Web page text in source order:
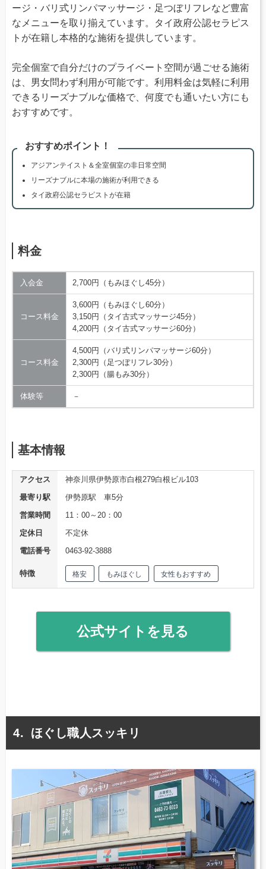
ージ・バリ式リンパマッサージ・足つぼリフレなど豊富
なメニューを取り揃えています。タイ政府公認セラピス
トが在籍し本格的な施術を提供しています。
完全個室で自分だけのプライベート空間が過ごせる施術
は、男女問わず利用が可能です。利用料金は気軽に利用
できるリーズナブルな価格で、何度でも通いたい方にも
おすすめです。
おすすめポイント！
アジアンテイスト＆全室個室の非日常空間
リーズナブルに本場の施術が利用できる
タイ政府公認セラピストが在籍
料金
入会金 2,700円（もみほぐし45分）
コース料金
3,600円（もみほぐし60分）
3,150円（タイ古式マッサージ45分）
4,200円（タイ古式マッサージ60分）
コース料金
4,500円（バリ式リンパマッサージ60分）
2,300円（足つぼリフレ30分）
2,300円（腸もみ30分）
体験等 －
基本情報
アクセス
神奈川県伊勢原市白根279白根ビル103
最寄り駅
伊勢原駅 車5分
営業時間
11：00～20：00
定休日
不定休
電話番号
0463-92-3888
特徴 格安 もみほぐし 女性もおすすめ
公式サイトを見る
ほぐし職人スッキリ